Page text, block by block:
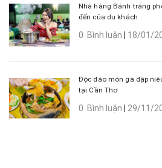
Nhà hàng Bánh tráng
đến của du khách
0 Bình luận 18/01/
Độc đáo món gà đập
tại Cần Thơ
0 Bình luận 29/11/